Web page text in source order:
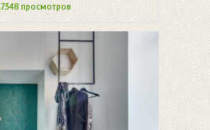
HANDMADE
просмотров